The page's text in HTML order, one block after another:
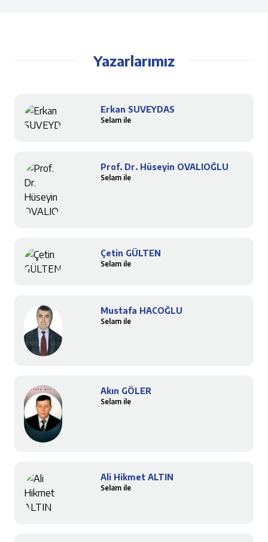
Yazarlarımız
Erkan SUVEYDAS
Selam ile
Prof. Dr. Hüseyin OVALIOĞLU
Selam ile
Çetin GÜLTEN
Selam ile
Mustafa HACOĞLU
Selam ile
Akın GÖLER
Selam ile
Ali Hikmet ALTIN
Selam ile